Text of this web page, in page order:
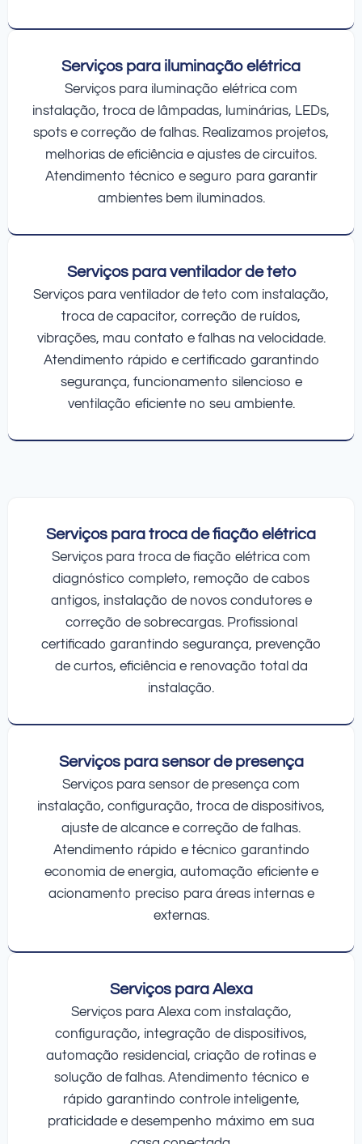
Serviços para iluminação elétrica
Serviços para iluminação elétrica com
instalação, troca de lâmpadas, luminárias, LEDs,
spots e correção de falhas. Realizamos projetos,
melhorias de eficiência e ajustes de circuitos.
Atendimento técnico e seguro para garantir
ambientes bem iluminados.
Serviços para ventilador de teto
Serviços para ventilador de teto com instalação,
troca de capacitor, correção de ruídos,
vibrações, mau contato e falhas na velocidade.
Atendimento rápido e certificado garantindo
segurança, funcionamento silencioso e
ventilação eficiente no seu ambiente.
Serviços para troca de fiação elétrica
Serviços para troca de fiação elétrica com
diagnóstico completo, remoção de cabos
antigos, instalação de novos condutores e
correção de sobrecargas. Profissional
certificado garantindo segurança, prevenção
de curtos, eficiência e renovação total da
instalação.
Serviços para sensor de presença
Serviços para sensor de presença com
instalação, configuração, troca de dispositivos,
ajuste de alcance e correção de falhas.
Atendimento rápido e técnico garantindo
economia de energia, automação eficiente e
acionamento preciso para áreas internas e
externas.
Serviços para Alexa
Serviços para Alexa com instalação,
configuração, integração de dispositivos,
automação residencial, criação de rotinas e
solução de falhas. Atendimento técnico e
rápido garantindo controle inteligente,
praticidade e desempenho máximo em sua